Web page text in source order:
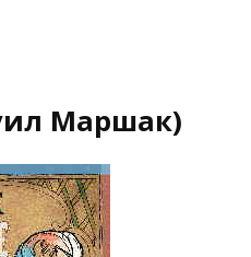
Маршак)